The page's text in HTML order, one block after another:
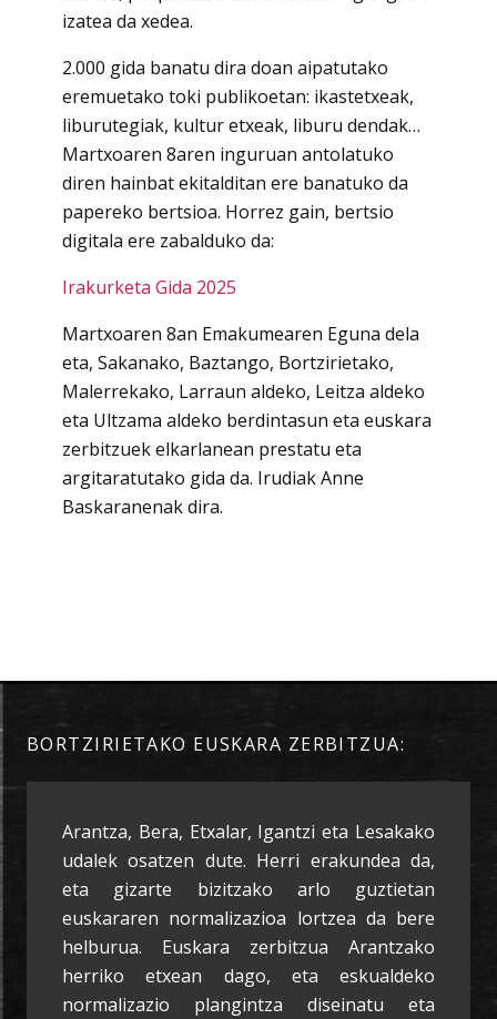
izatea da xedea.
2.000 gida banatu dira doan aipatutako
eremuetako toki publikoetan: ikastetxeak,
liburutegiak, kultur etxeak, liburu dendak…
Martxoaren 8aren inguruan antolatuko
diren hainbat ekitalditan ere banatuko da
papereko bertsioa. Horrez gain, bertsio
digitala ere zabalduko da:
Irakurketa Gida 2025
Martxoaren 8an Emakumearen Eguna dela
eta, Sakanako, Baztango, Bortzirietako,
Malerrekako, Larraun aldeko, Leitza aldeko
eta Ultzama aldeko berdintasun eta euskara
zerbitzuek elkarlanean prestatu eta
argitaratutako gida da. Irudiak Anne
Baskaranenak dira.
BORTZIRIETAKO EUSKARA ZERBITZUA:
Arantza, Bera, Etxalar, Igantzi eta Lesakako
udalek osatzen dute. Herri erakundea da,
eta gizarte bizitzako arlo guztietan
euskararen normalizazioa lortzea da bere
helburua. Euskara zerbitzua Arantzako
herriko etxean dago, eta eskualdeko
normalizazio plangintza diseinatu eta